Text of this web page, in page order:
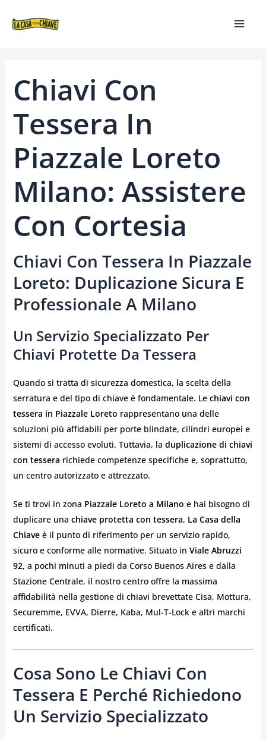
Chiavi Con
Tessera In
Piazzale Loreto
Milano: Assistere
Con Cortesia
Chiavi Con Tessera In Piazzale
Loreto: Duplicazione Sicura E
Professionale A Milano
Un Servizio Specializzato Per
Chiavi Protette Da Tessera
Quando si tratta di sicurezza domestica, la scelta della
serratura e del tipo di chiave è fondamentale. Le chiavi con
tessera in Piazzale Loreto rappresentano una delle
soluzioni più affidabili per porte blindate, cilindri europei e
sistemi di accesso evoluti. Tuttavia, la duplicazione di chiavi
con tessera richiede competenze specifiche e, soprattutto,
un centro autorizzato e attrezzato.
Se ti trovi in zona Piazzale Loreto a Milano e hai bisogno di
duplicare una chiave protetta con tessera, La Casa della
Chiaveè il punto di riferimento per un servizio rapido,
sicuro e conforme alle normative. Situato in Viale Abruzzi
92, a pochi minuti a piedi da Corso Buenos Aires e dalla
Stazione Centrale, il nostro centro offre la massima
affidabilità nella gestione di chiavi brevettate Cisa, Mottura,
Securemme, EVVA, Dierre, Kaba, Mul-T-Lock e altri marchi
certificati.
Cosa Sono Le Chiavi Con
Tessera E Perché Richiedono
Un Servizio Specializzato
ARTICOLI